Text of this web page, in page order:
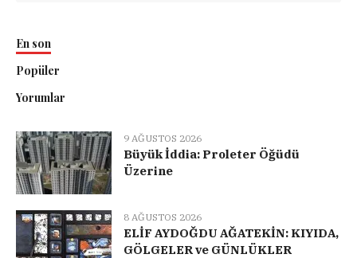
En son
Popüler
Yorumlar
9 AĞUSTOS 2026
Büyük İddia: Proleter Öğüdü
Üzerine
8 AĞUSTOS 2026
ELİF AYDOĞDU AĞATEKİN: KIYIDA,
GÖLGELER ve GÜNLÜKLER